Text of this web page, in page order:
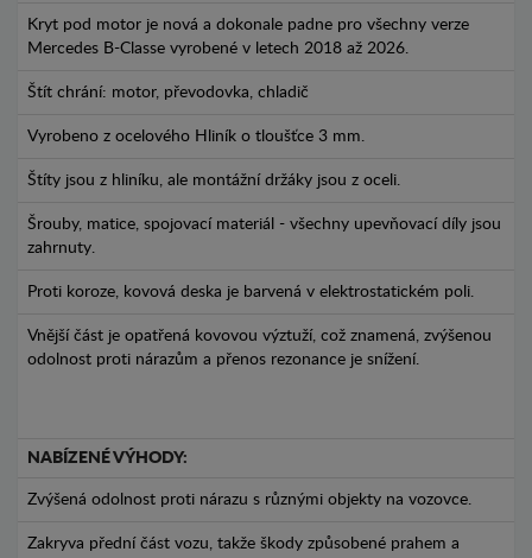
Kryt pod motor je nová a dokonale padne pro všechny verze
Mercedes B-Classe vyrobené v letech 2018 až 2026.
Štít chrání: motor, převodovka, chladič
Vyrobeno z ocelového Hliník o tloušťce 3 mm.
Štíty jsou z hliníku, ale montážní držáky jsou z oceli.
Šrouby, matice, spojovací materiál - všechny upevňovací díly jsou
zahrnuty.
Proti koroze, kovová deska je barvená v elektrostatickém poli.
Vnější část je opatřená kovovou výztuží, což znamená, zvýšenou
odolnost proti nárazům a přenos rezonance je snížení.
NABÍZENÉ VÝHODY:
Zvýšená odolnost proti nárazu s různými objekty na vozovce.
Zakryva přední část vozu, takže škody způsobené prahem a